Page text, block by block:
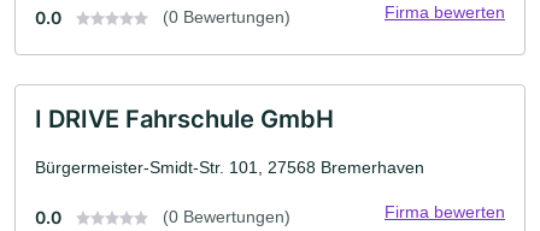
0.0 (0 Bewertungen) Firma bewerten
I DRIVE Fahrschule GmbH
Bürgermeister-Smidt-Str. 101, 27568 Bremerhaven
0.0 (0 Bewertungen) Firma bewerten